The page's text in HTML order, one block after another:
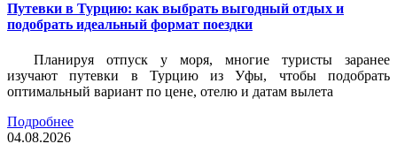
Путевки в Турцию: как выбрать выгодный отдых и
подобрать идеальный формат поездки
Планируя отпуск у моря, многие туристы заранее
изучают путевки в Турцию из Уфы, чтобы подобрать
оптимальный вариант по цене, отелю и датам вылета
Подробнее
04.08.2026